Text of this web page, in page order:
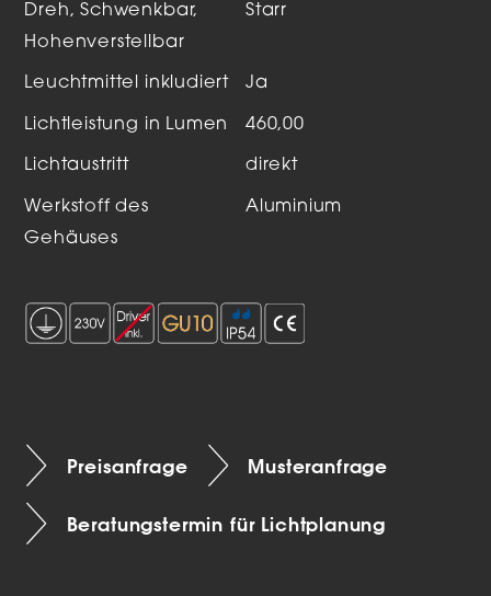
Dreh, Schwenkbar,
Hohenverstellbar
Starr
Leuchtmittel inkludiert Ja
Lichtleistung in Lumen 460,00
Lichtaustritt direkt
Werkstoff des
Gehäuses
Aluminium
Preisanfrage Musteranfrage
Beratungstermin für Lichtplanung